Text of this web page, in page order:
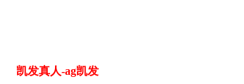
凯发真人-ag凯发